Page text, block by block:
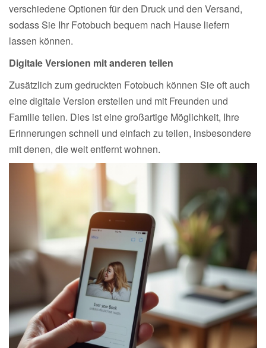
verschiedene Optionen für den Druck und den Versand,
sodass Sie Ihr Fotobuch bequem nach Hause liefern
lassen können.
Digitale Versionen mit anderen teilen
Zusätzlich zum gedruckten Fotobuch können Sie oft auch
eine digitale Version erstellen und mit Freunden und
Familie teilen. Dies ist eine großartige Möglichkeit, Ihre
Erinnerungen schnell und einfach zu teilen, insbesondere
mit denen, die weit entfernt wohnen.